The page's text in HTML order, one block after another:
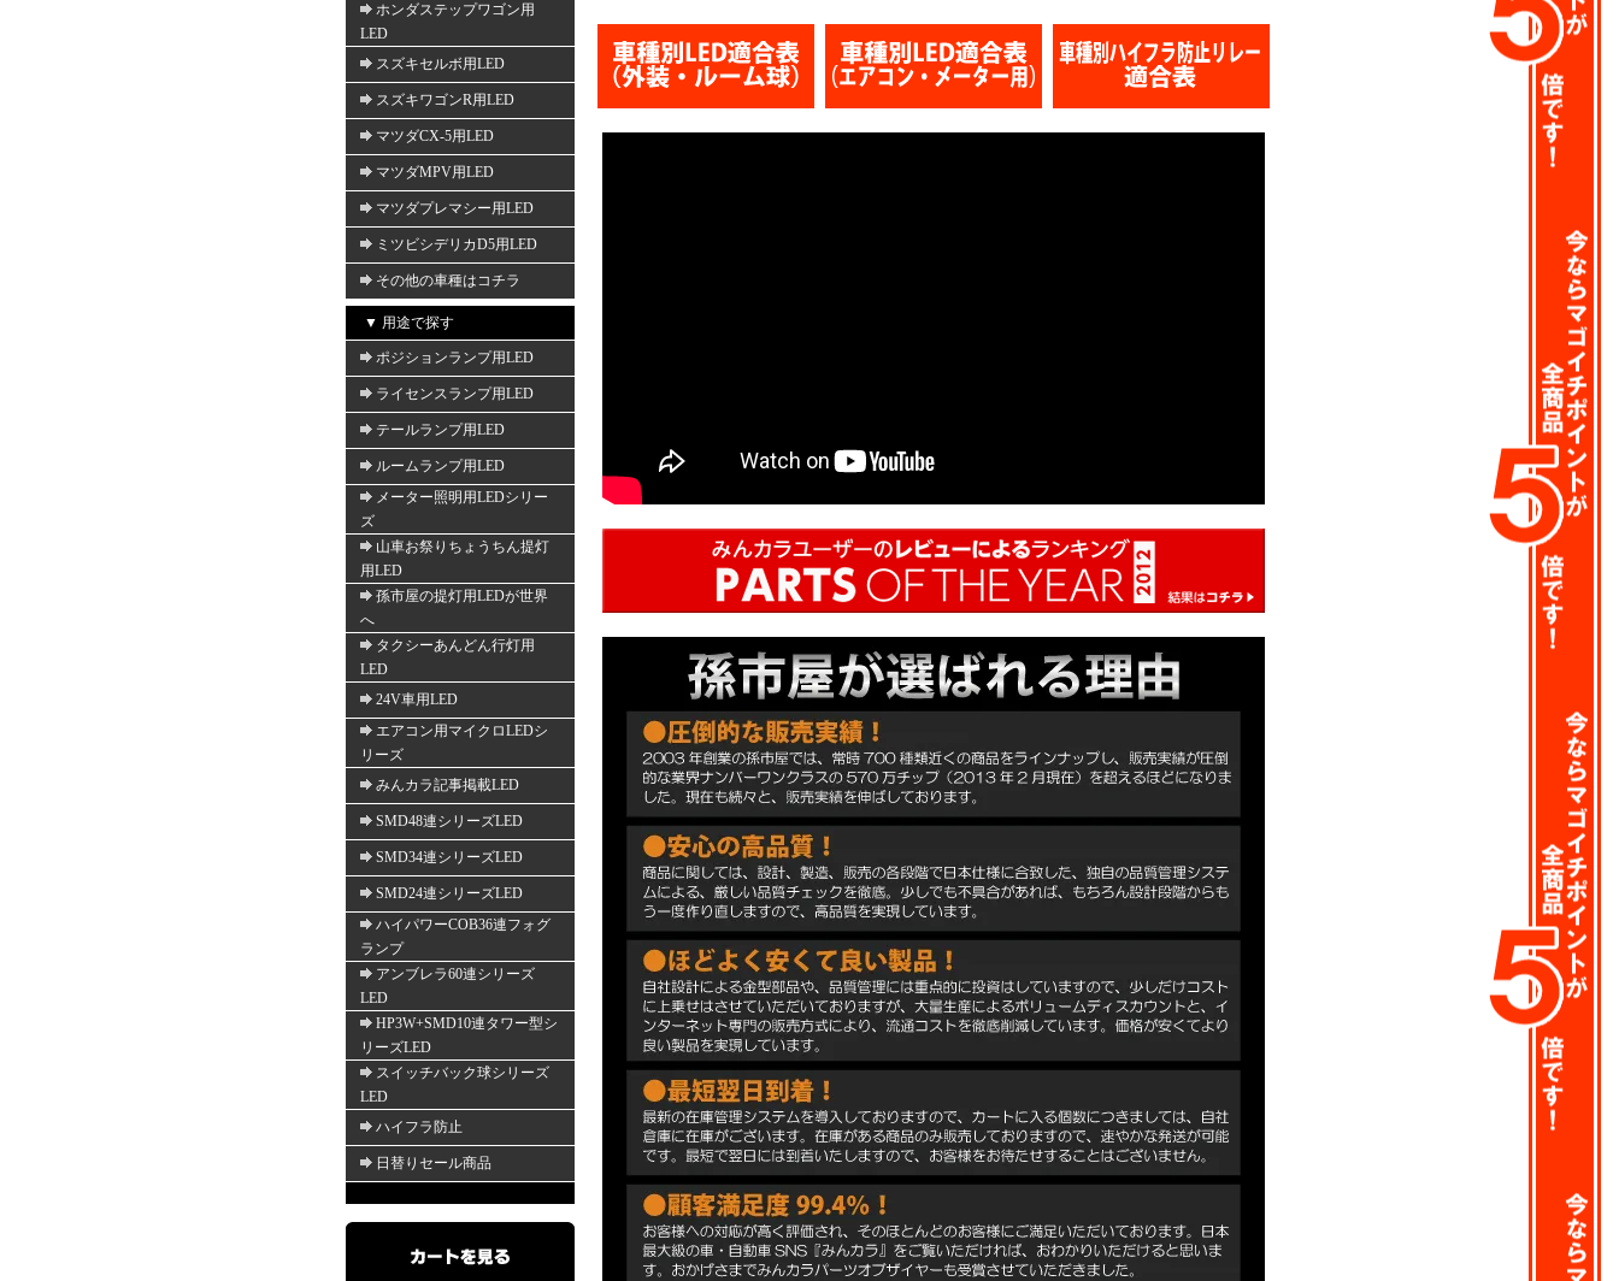
ホンダステップワゴン用
LED
スズキセルボ用LED
スズキワゴンR用LED
マツダCX-5用LED
マツダMPV用LED
マツダプレマシー用LED
ミツビシデリカD5用LED
その他の車種はコチラ
▼ 用途で探す
ポジションランプ用LED
ライセンスランプ用LED
テールランプ用LED
ルームランプ用LED
メーター照明用LEDシリー
ズ
山車お祭りちょうちん提灯
用LED
孫市屋の提灯用LEDが世界
へ
タクシーあんどん行灯用
LED
24V車用LED
エアコン用マイクロLEDシ
リーズ
みんカラ記事掲載LED
SMD48連シリーズLED
SMD34連シリーズLED
SMD24連シリーズLED
ハイパワーCOB36連フォグ
ランプ
アンブレラ60連シリーズ
LED
HP3W+SMD10連タワー型シ
リーズLED
スイッチバック球シリーズ
LED
ハイフラ防止
日替りセール商品